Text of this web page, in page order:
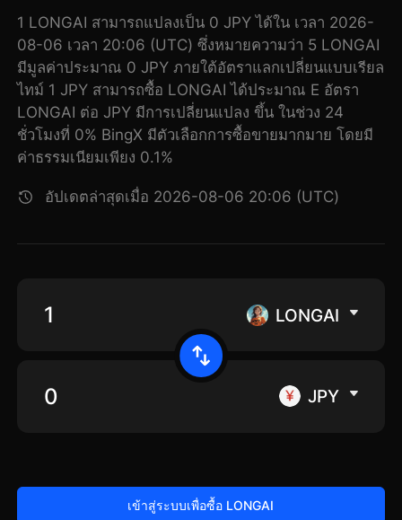
1 LONGAI สามารถแปลงเป็น 0 JPY ได้ใน เวลา 2026-
08-06 เวลา 20:06 (UTC) ซึ่งหมายความว่า 5 LONGAI
มีมูลค่าประมาณ 0 JPY ภายใต้อัตราแลกเปลี่ยนแบบเรียล
ไทม์ 1 JPY สามารถซื้อ LONGAI ได้ประมาณ E อัตรา
LONGAI ต่อ JPY มีการเปลี่ยนแปลง ขึ้น ในช่วง 24
ชั่วโมงที่ 0% BingX มีตัวเลือกการซื้อขายมากมาย โดยมี
ค่าธรรมเนียมเพียง 0.1%
อัปเดตล่าสุดเมื่อ 2026-08-06 20:06 (UTC)
LONGAI
JPY
เข้าสู่ระบบเพื่อซื้อ LONGAI